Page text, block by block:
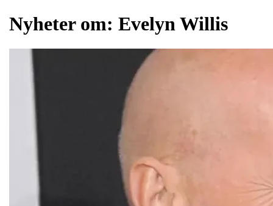
Nyheter om: Evelyn Willis